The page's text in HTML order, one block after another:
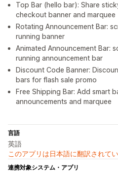
Top Bar (hello bar): Share
checkout banner and marquee
Rotating Announcement Bar:
running banner
Animated Announcement Bar:
running announcement bar
Discount Code Banner:
bars for flash sale promo
Free Shipping Bar: Add smart
announcements and marquee
言語
英語
このアプリは日本語に翻訳されて
連携対象システム・アプリ